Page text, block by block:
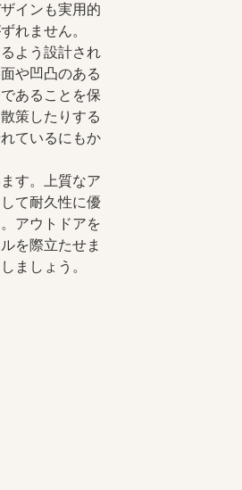
インも実用的
れません。
よう設計され
や凹凸のある
あることを保
策したりする
ているにもか
す。上質なア
て耐久性に優
アウトドアを
を際立たせま
ましょう。